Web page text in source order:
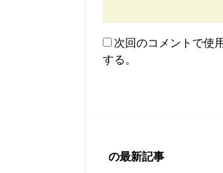
次回のコメントで使
する。
の最新記事